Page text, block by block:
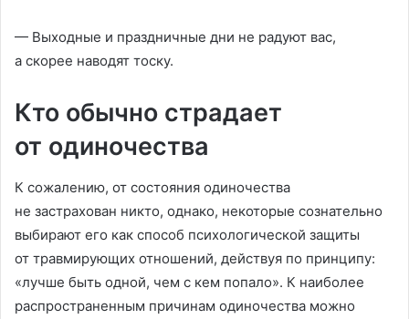
— Выходные и праздничные дни не радуют вас,
а скорее наводят тоску.
Кто обычно страдает
от одиночества
К сожалению, от состояния одиночества
не застрахован никто, однако, некоторые сознательно
выбирают его как способ психологической защиты
от травмирующих отношений, действуя по принципу:
«лучше быть одной, чем с кем попало». К наиболее
распространенным причинам одиночества можно